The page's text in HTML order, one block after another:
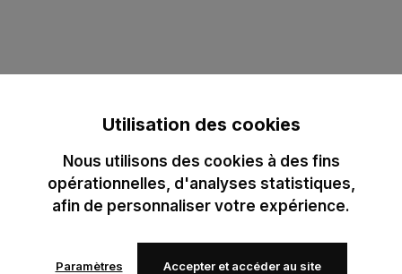
Utilisation des cookies
Nous utilisons des cookies à des fins
opérationnelles, d'analyses statistiques,
afin de personnaliser votre expérience.
Paramètres Accepter et accéder au site